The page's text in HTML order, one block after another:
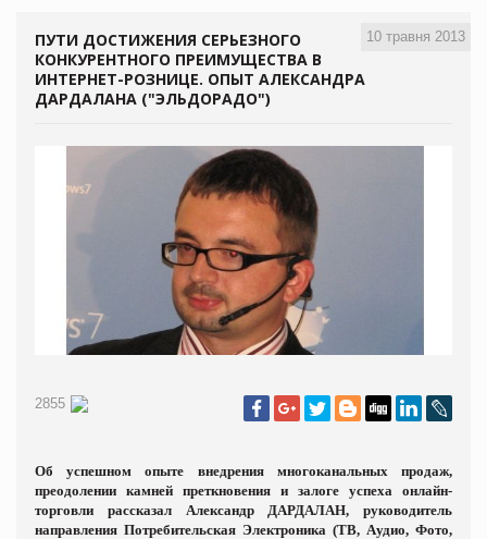
10 травня 2013
ПУТИ ДОСТИЖЕНИЯ СЕРЬЕЗНОГО
КОНКУРЕНТНОГО ПРЕИМУЩЕСТВА В
ИНТЕРНЕТ-РОЗНИЦЕ. ОПЫТ АЛЕКСАНДРА
ДАРДАЛАНА ("ЭЛЬДОРАДО")
2855
Об успешном опыте внедрения многоканальных продаж,
преодолении камней преткновения и залоге успеха онлайн-
торговли рассказал Александр ДАРДАЛАН, руководитель
направления Потребительская Электроника (ТВ, Aудио, Фото,